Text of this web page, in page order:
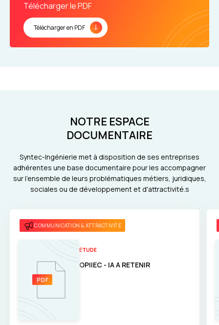
Télécharger le PDF
Télécharger en PDF
NOTRE ESPACE
DOCUMENTAIRE
Syntec-Ingénierie met à disposition de ses entreprises
adhérentes une base documentaire pour les accompagner
sur l'ensemble de leurs problématiques métiers, juridiques,
sociales ou de développement et d'attractivité.s
COMMUNICATION & ATTRACTIVITÉ
ÉTUDE
OPIIEC - IA A RETENIR